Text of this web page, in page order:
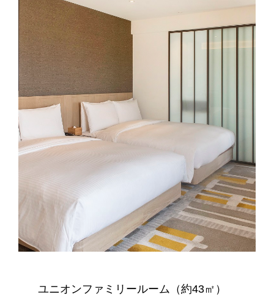
ユニオンファミリールーム（約43㎡）